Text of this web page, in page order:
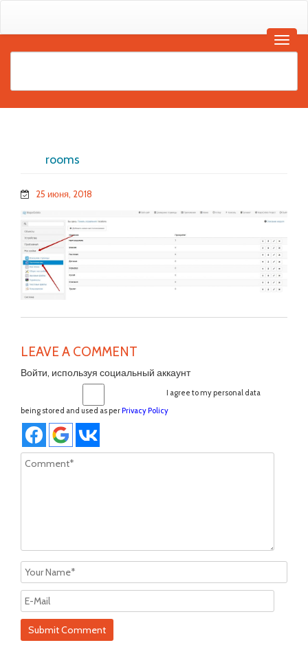
rooms
25 июня, 2018
LEAVE A COMMENT
Войти, используя социальный аккаунт
I agree to my personal data
being stored and used as perPrivacy Policy